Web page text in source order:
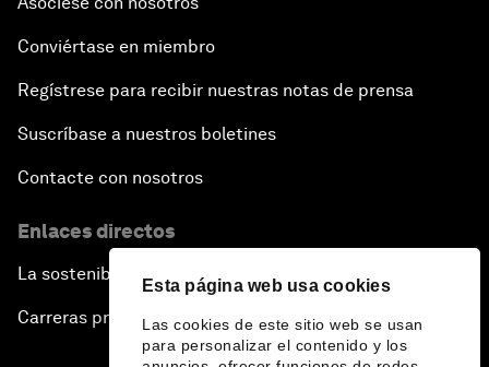
Esta página web usa cookies
Las cookies de este sitio web se usan
para personalizar el contenido y los
Conviértase en miembro
Regístrese para recibir nuestras notas de prensa
Suscríbase a nuestros boletines
Contacte con nosotros
Enlaces directos
La sostenibilidad en el Foro
Carreras profesionales